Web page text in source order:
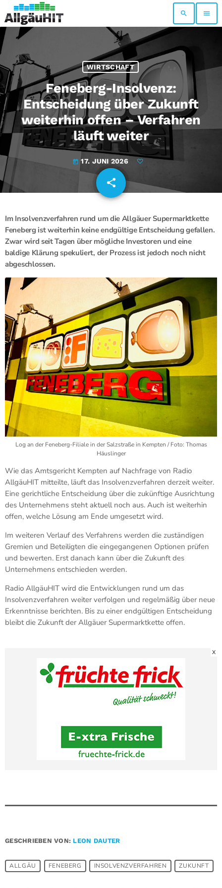
search menu
WIRTSCHAFT
Feneberg-Insolvenz:
Entscheidung über Zukunft
weiterhin offen – Verfahren
läuft weiter
today 17. JUNI 2026
share
email
Im Insolvenzverfahren rund um die Allgäuer Supermarktkette
Feneberg ist weiterhin keine endgültige Entscheidung gefallen.
Zwar wird seit Tagen über mögliche Investoren und eine
baldige Klärung spekuliert, der Prozess ist jedoch noch nicht
abgeschlossen.
Log an der Feneberg-Filiale in der Salzstraße in Kempten / Foto: Thomas
Häuslinger
Wie das Amtsgericht Kempten auf Nachfrage von Radio
AllgäuHIT mitteilte, läuft das Insolvenzverfahren derzeit weiter.
Eine gerichtliche Entscheidung über die zukünftige Ausrichtung
des Unternehmens steht aktuell noch aus. Auch ist weiterhin
offen, welche Lösung am Ende umgesetzt wird.
Im weiteren Verlauf des Verfahrens werden die zuständigen
Gremien und Beteiligten die eingegangenen Optionen prüfen
und bewerten. Erst danach kann über die Zukunft des
Unternehmens entschieden werden.
Radio AllgäuHIT wird die Entwicklungen rund um das
Insolvenzverfahren weiter verfolgen und regelmäßig über neue
Erkenntnisse berichten. Bis zu einer endgültigen Entscheidung
bleibt die Zukunft der Allgäuer Supermarktkette offen.
X
GESCHRIEBEN VON: LEON DAUTER
ALLGÄU FENEBERG INSOLVENZVERFAHREN ZUKUNFT